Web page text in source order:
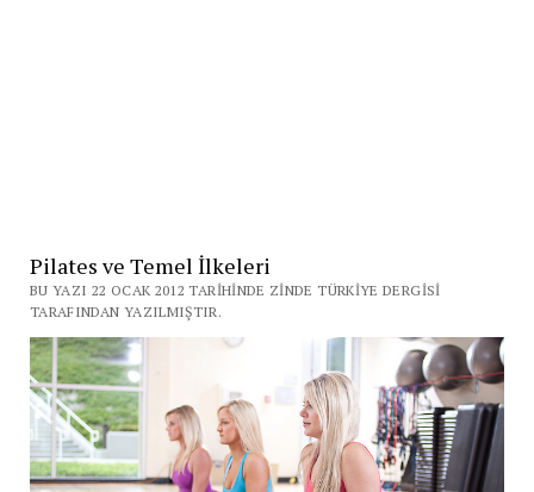
Pilates ve Temel İlkeleri
BU YAZI 22 OCAK 2012 TARIHINDE ZINDE TÜRKIYE DERGISI
TARAFINDAN YAZILMIŞTIR.